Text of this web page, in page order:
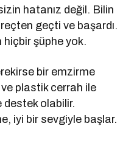
hatanız değil. Bilin
geçti ve başardı.
hiçbir şüphe yok.
bir emzirme
plastik cerrah ile
destek olabilir.
iyi bir sevgiyle başlar.